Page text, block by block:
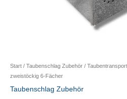
Start / Taubenschlag Zubehör /
zweistöckig 6-Fächer
Taubenschlag Zubehör